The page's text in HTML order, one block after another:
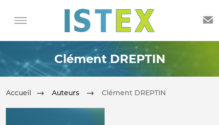
Clément DREPTIN
Accueil Auteurs Clément DREPTIN